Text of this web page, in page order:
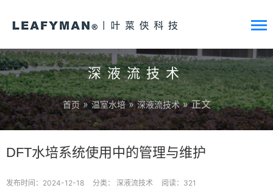
深液流技术
首页 »温室水培»深液流技术» 正文
DFT水培系统使用中的管理与维护
发布时间：2024-12-18 分类： 深液流技术 阅读：321